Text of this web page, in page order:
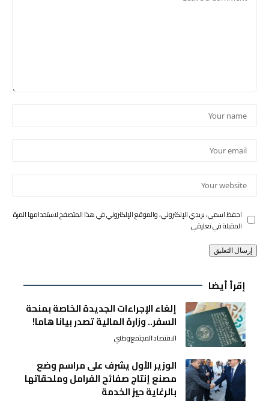
احفظ اسمي، بريدي الإلكتروني، والموقع الإلكتروني في هذا المتصفح لاستخدامها المرة
المقبلة في تعليقي.
إقرأ أيضا
إلغاء الإجراءات الجديدة الخاصة بمنحة
السفر.. وزارة المالية تصدر بيانا هاما!
الاقتصادالمجتمعوطني
الوزير الأول يشرف على مراسم وضع
مصنع إنتاج صفائح الفرامل وملحقاتها
بالرغاية حيز الخدمة